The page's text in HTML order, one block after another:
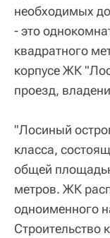
необходимых
- это
квадратного
корпусе ЖК
проезд,
"Лосиный
класса,
общей
метров. ЖК
одноименного
Строительство